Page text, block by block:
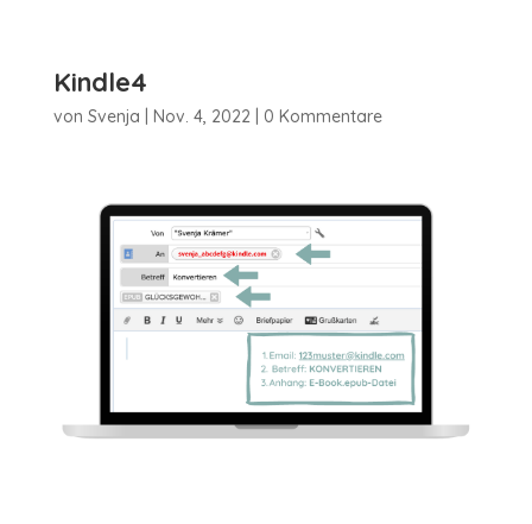
Kindle4
von Svenja Nov. 4, 2022| 0 Kommentare